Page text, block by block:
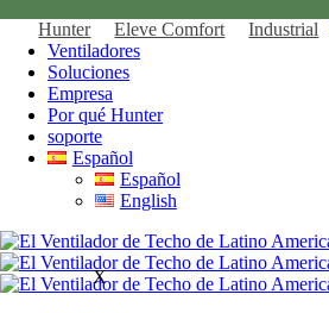
Hunter Eleve Comfort Industrial
Ventiladores
Soluciones
Empresa
Por qué Hunter
soporte
Español
Español
English
X